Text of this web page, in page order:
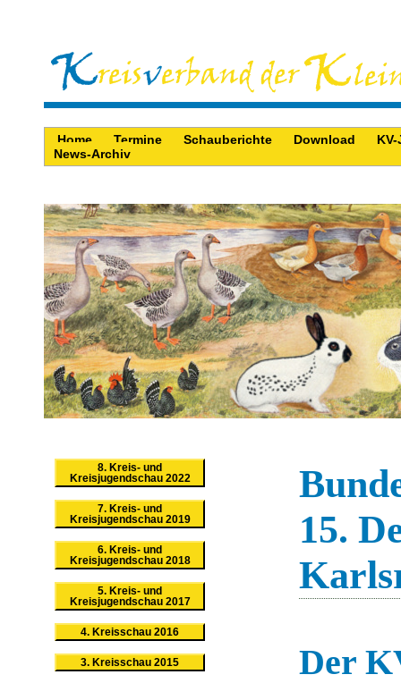
Home Termine Schauberichte Download
News-Archiv
8. Kreis- und
Kreisjugendschau 2022
7. Kreis- und
Kreisjugendschau 2019
6. Kreis- und
Kreisjugendschau 2018
5. Kreis- und
Kreisjugendschau 2017
4. Kreisschau 2016
3. Kreisschau 2015
15.
Der